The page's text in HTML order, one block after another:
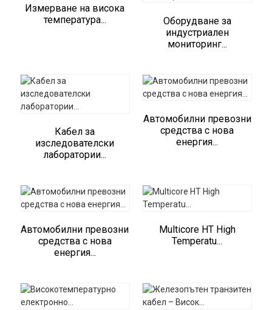
Измерване на висока
температура...
Оборудване за
индустриален
мониторинг...
Кабел за
изследователски
лаборатории...
Автомобилни превозни
средства с нова
енергия...
Автомобилни превозни
средства с нова
енергия...
Multicore HT High
Temperatu...